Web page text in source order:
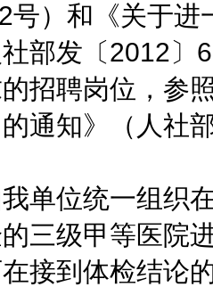
号）和《关于
部发〔2012〕
招聘岗位，参
通知》（人社
位统一组织在
三级甲等医院
接到体检结论